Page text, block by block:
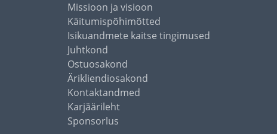
Missioon ja visioon
Käitumispõhimõtted
Isikuandmete kaitse tingimused
Juhtkond
Ostuosakond
Ärikliendiosakond
Kontaktandmed
Karjäärileht
Sponsorlus